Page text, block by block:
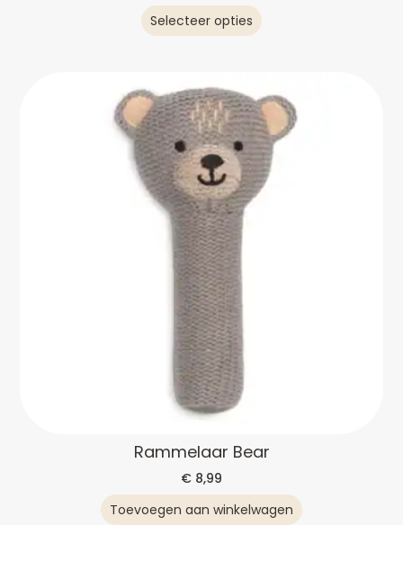
Selecteer opties
Rammelaar Bear
€ 8,99
Toevoegen aan winkelwagen